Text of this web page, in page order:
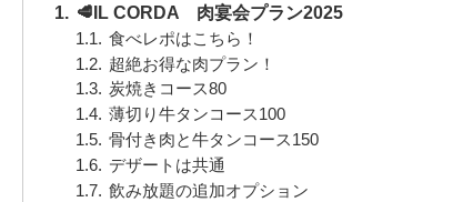
🥩IL CORDA 肉宴会プラン2025
食べレポはこちら！
超絶お得な肉プラン！
炭焼きコース80
薄切り牛タンコース100
骨付き肉と牛タンコース150
デザートは共通
飲み放題の追加オプション